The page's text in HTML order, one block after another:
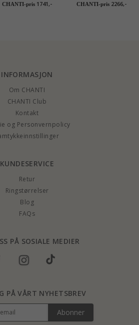
i 14 karat gull - Gold
CHANTI-pris 1741,-
i 14 karat gull - Gold
CHANTI-pris 2266,-
INFORMASJON
Om CHANTI
CHANTI Club
Kontakt
og Personvernpolicy
KUNDESERVICE
Retur
Ringstørrelser
Blog
FAQs
PÅ SOSIALE MEDIER
PÅ VÅRT NYHETSBREV
Abonner